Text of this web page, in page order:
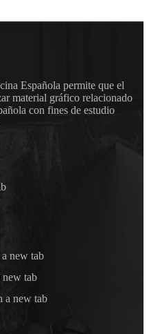
Española permite que el
material gráfico relacionado
con fines de estudio
new tab
new tab
a new tab